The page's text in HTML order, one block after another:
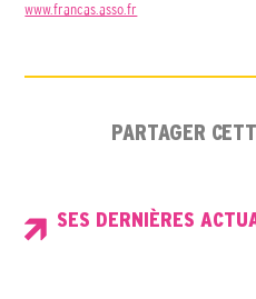
www.francas.asso.fr
PARTAGER
SES DERNIÈRES